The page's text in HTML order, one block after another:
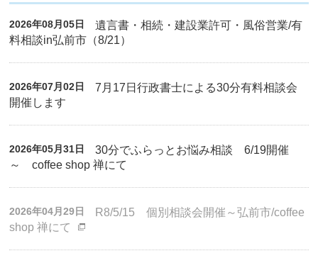
2026年08月05日
遺言書・相続・建設業許可・風俗営業/有
料相談in弘前市（8/21）
2026年07月02日
7月17日行政書士による30分有料相談会
開催します
2026年05月31日
30分でふらっとお悩み相談 6/19開催
～ coffee shop 禅にて
2026年04月29日
R8/5/15 個別相談会開催～弘前市/coffee
shop 禅にて